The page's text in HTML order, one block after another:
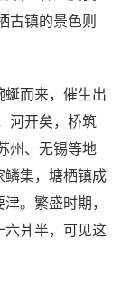
古镇的景色则
蜒而来，催生出
河开矣，桥筑
州、无锡等地
鳞集，塘栖镇成
。繁盛时期，
六爿半，可见这